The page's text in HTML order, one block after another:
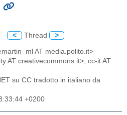
< Thread >
AT media.polito.it>
AT creativecommons.it>, cc-it AT
su CC tradotto in italiano da
+0200